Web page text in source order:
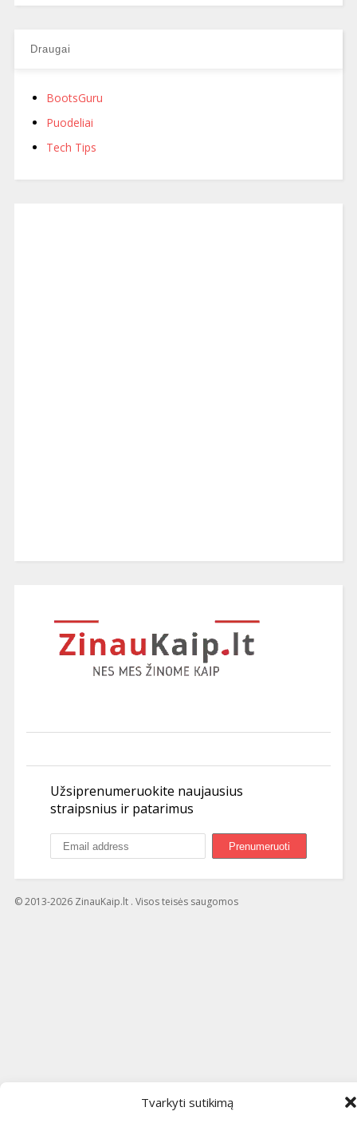
Tvarkyti sutikimą
Draugai
BootsGuru
Puodeliai
Tech Tips
Užsiprenumeruokite naujausius
straipsnius ir patarimus
© 2013-2026 ZinauKaip.lt . Visos teisės saugomos